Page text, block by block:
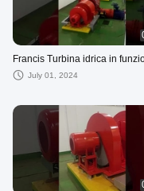
Francis Turbina idrica in
July 01, 2024